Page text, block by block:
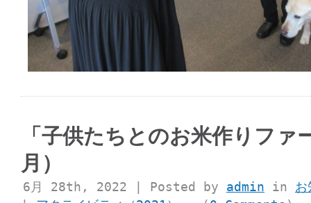
「子供たちとのお米作りファ
月）
6月 28th, 2022 | Posted by admin in お